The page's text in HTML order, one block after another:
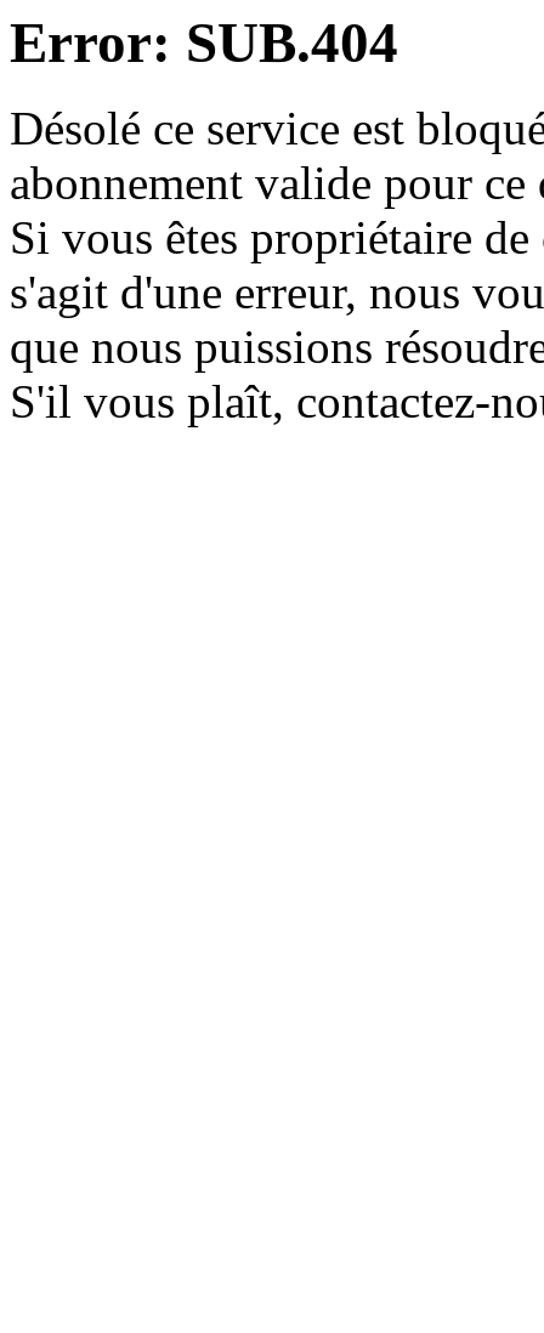
Error: SUB.404
Désolé ce service est
abonnement valide pour ce
Si vous êtes propriétaire
s'agit d'une erreur, nous
que nous puissions
S'il vous plaît, contactez-